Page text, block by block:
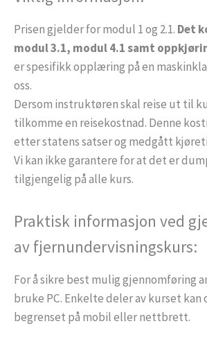
Prisen gjelder for modul 1 og 2.1. Det
modul 3.1, modul 4.1 samt
er spesifikk opplæring på en
oss.
Dersom instruktøren skal reise ut til
tilkomme en reisekostnad. Denne
etter statens satser og medgått
Vi kan ikke garantere for at det er
tilgjengelig på alle kurs.
Praktisk informasjon ved
av fjernundervisningskurs:
For å sikre best mulig gjennomføring
bruke PC. Enkelte deler av kurset kan
begrenset på mobil eller nettbrett.